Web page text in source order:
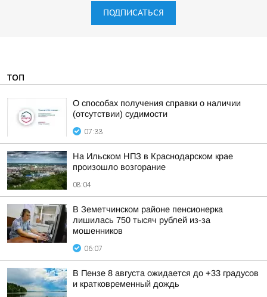
ПОДПИСАТЬСЯ
ТОП
О способах получения справки о наличии
(отсутствии) судимости
07:33
На Ильском НПЗ в Краснодарском крае
произошло возгорание
08:04
В Земетчинском районе пенсионерка
лишилась 750 тысяч рублей из-за
мошенников
06:07
В Пензе 8 августа ожидается до +33 градусов
и кратковременный дождь